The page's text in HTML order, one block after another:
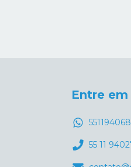
Entre
55 11